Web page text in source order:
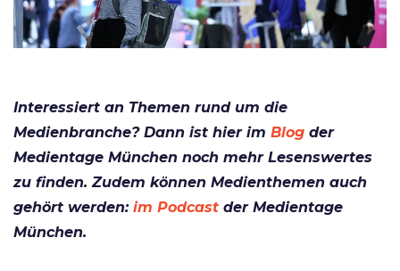
Interessiert an Themen rund um die
Medienbranche? Dann ist hier im Blog der
Medientage München noch mehr Lesenswertes
zu finden. Zudem können Medienthemen auch
gehört werden: im Podcast der Medientage
München.